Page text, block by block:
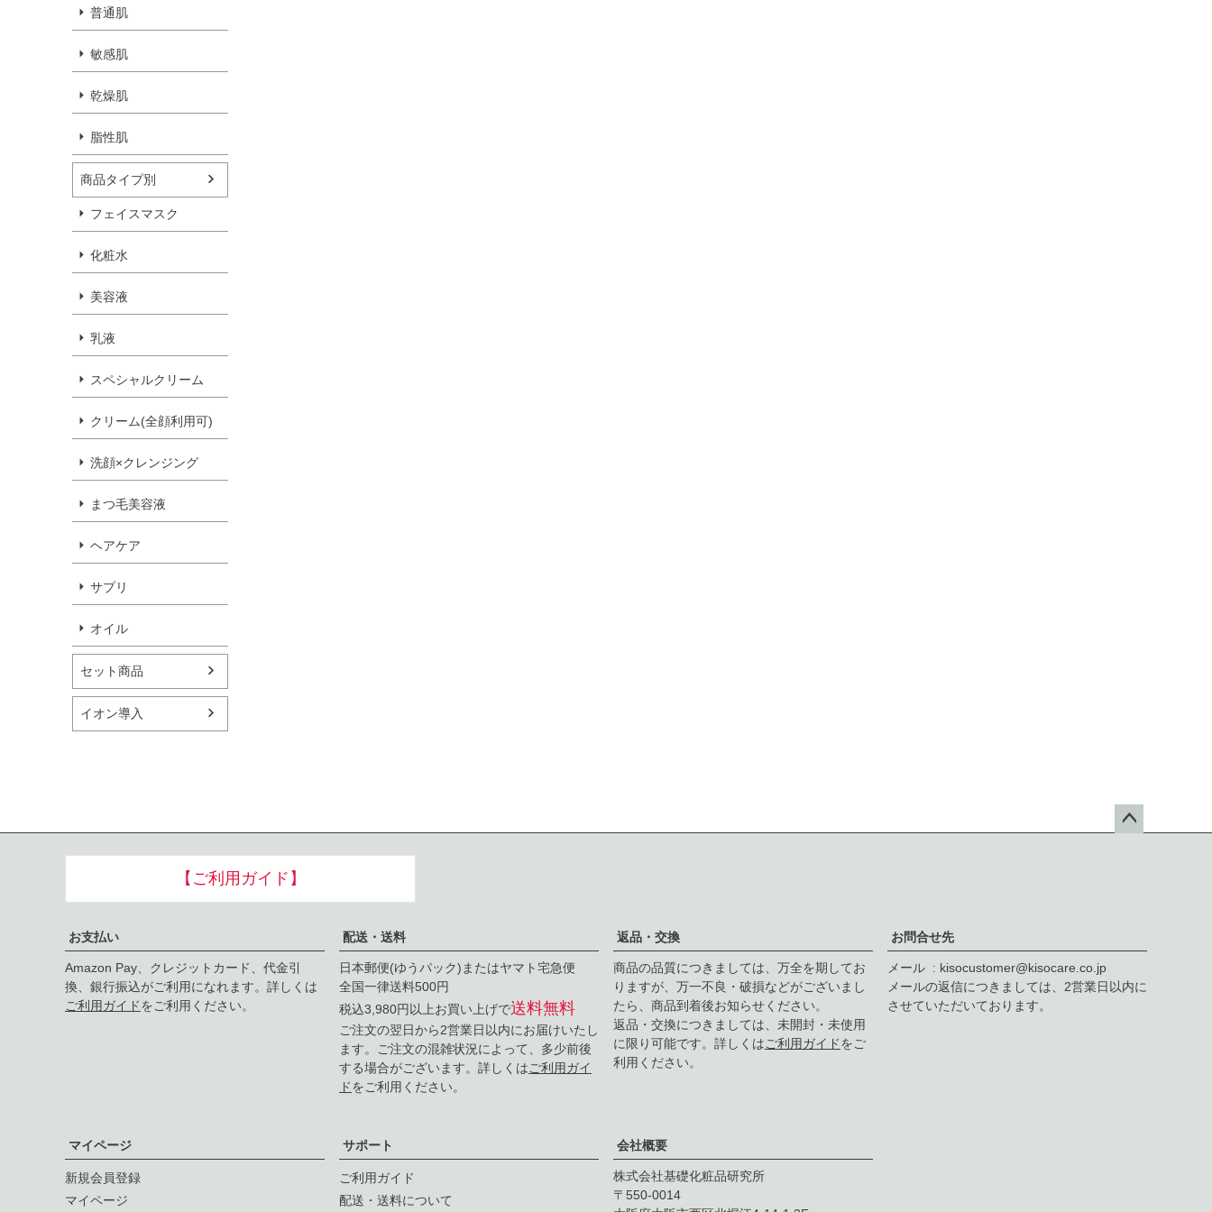
普通肌
敏感肌
乾燥肌
脂性肌
商品タイプ別
フェイスマスク
化粧水
美容液
乳液
スペシャルクリーム
クリーム(全顔利用可)
洗顔×クレンジング
まつ毛美容液
ヘアケア
サプリ
オイル
セット商品
イオン導入
【ご利用ガイド】
お支払い
Amazon Pay、クレジットカード、代金引
換、銀行振込がご利用になれます。詳しくは
ご利用ガイドをご利用ください。
配送・送料
日本郵便(ゆうパック)またはヤマト宅急便
全国一律送料500円
税込3,980円以上お買い上げで送料無料
ご注文の翌日から2営業日以内にお届けいたし
ます。ご注文の混雑状況によって、多少前後
する場合がございます。詳しくはご利用ガイ
ドをご利用ください。
返品・交換
商品の品質につきましては、万全を期してお
りますが、万一不良・破損などがございまし
たら、商品到着後お知らせください。
返品・交換につきましては、未開封・未使用
に限り可能です。詳しくはご利用ガイドをご
利用ください。
お問合せ先
メール
kisocustomer@kisocare.co.jp
メールの返信につきましては、2営業日以内に
させていただいております。
マイページ
新規会員登録
マイページ
サポート
ご利用ガイド
配送・送料について
会社概要
株式会社基礎化粧品研究所
550-0014